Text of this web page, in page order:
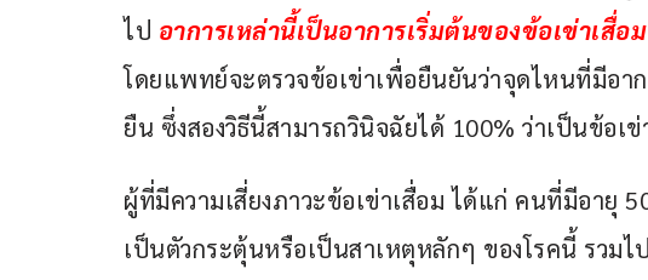
ไป อาการเหล่านี้เป็นอาการเริ่มต้นของข้อเข่าเสื่อม
โดยแพทย์จะตรวจข้อเข่าเพื่อยืนยันว่าจุดไหนที่มีอา
ยืน ซึ่งสองวิธีนี้สามารถวินิจฉัยได้ 100% ว่าเป็นข้อเข่
ผู้ที่มีความเสี่ยงภาวะข้อเข่าเสื่อม ได้แก่ คนที่มีอายุ
เป็นตัวกระตุ้นหรือเป็นสาเหตุหลักๆ ของโรคนี้ รวม